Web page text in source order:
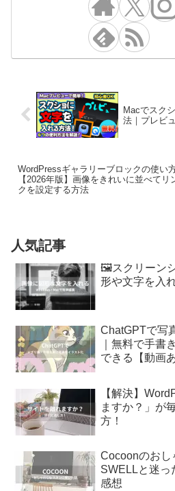
Macでスク
法｜プレビ
WordPressギャラリーブロックの使い
【2026年版】画像をきれいに並べてリ
クを設定する方法
人気記事
🖼️スクリーン
形や文字を入
ChatGPTで写
｜無料で手書
できる【動画
【解決】
ますか？」が
方！
Cocoonのおし
SWELLと迷っ
感想